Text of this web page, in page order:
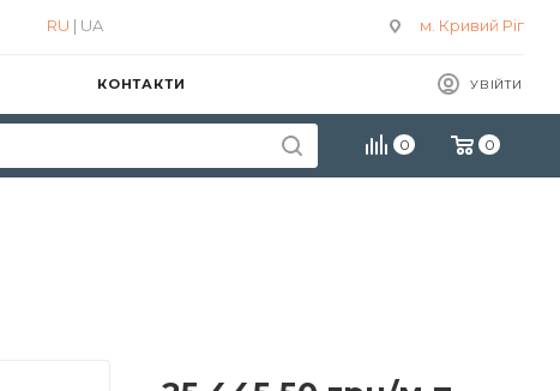
м. Кривий Ріг
RU | UA
УВІЙТИ
КОНТАКТИ
0 0